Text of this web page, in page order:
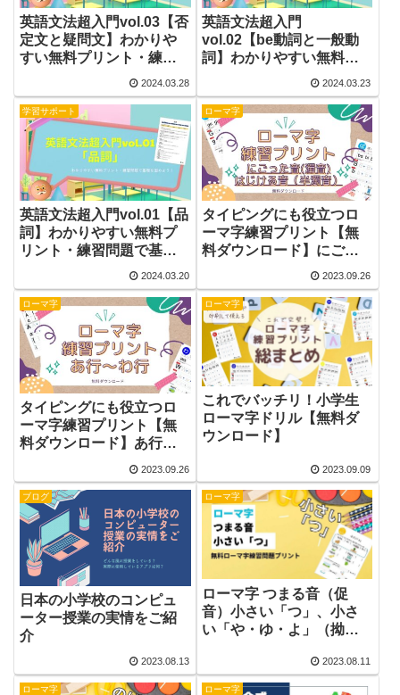
英語文法超入門vol.03【否
定文と疑問文】わかりや
すい無料プリント・練習
問題で基礎を固めよう！
2024.03.28
英語文法超入門
vol.02【be動詞と一般動
詞】わかりやすい無料プ
リント・練習問題で基礎
を固めよう！
2024.03.23
学習サポート
英語文法超入門vol.01【品
詞】わかりやすい無料プ
リント・練習問題で基礎
2024.03.20
ローマ字
タイピングにも役立つロ
ーマ字練習プリント【無
料ダウンロード】にごっ
た音（濁音）が行～ば
行、はじける音（半濁
音）「ぱぴぷぺぽ」
2023.09.26
ローマ字
タイピングにも役立つロ
ーマ字練習プリント【無
料ダウンロード】あ行～
2023.09.26
ローマ字
これでバッチリ！小学生
ローマ字ドリル【無料ダ
ウンロード】
2023.09.09
ブログ
日本の小学校のコンピュ
ーター授業の実情をご紹
介
2023.08.13
ローマ字
ローマ字 つまる音（促
音）小さい「つ」、小さ
い「や・ゆ・よ」（拗
2023.08.11
ローマ字 ローマ字